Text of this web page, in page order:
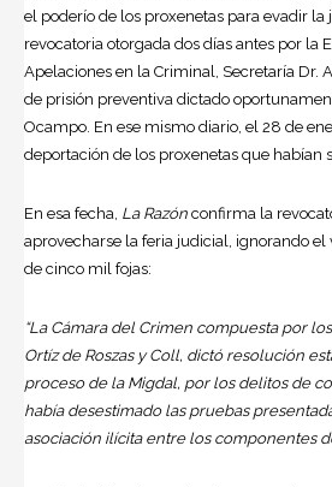
el poderío de los proxenetas para evadir
revocatoria otorgada dos días antes por la
Apelaciones en la Criminal, Secretaría Dr.
de prisión preventiva dictado
Ocampo. En ese mismo diario, el 28 de
deportación de los proxenetas que habían
En esa fecha, La Razón confirma la
aprovecharse la feria judicial, ignorando
de cinco mil fojas:
“La Cámara del Crimen compuesta por
Ortíz de Roszas y Coll, dictó resolución
proceso de la Migdal, por los delitos de
había desestimado las pruebas
asociación ilícita entre los componentes